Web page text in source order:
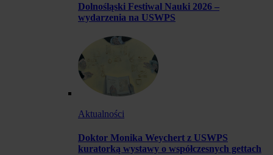
Dolnośląski Festiwal Nauki 2026 –
wydarzenia na USWPS
Aktualności
Doktor Monika Weychert z USWPS
kuratorką wystawy o współczesnych gettach